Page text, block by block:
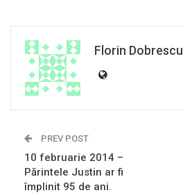
Florin Dobrescu
PREV POST
10 februarie 2014 –
Părintele Justin ar fi
împlinit 95 de ani.